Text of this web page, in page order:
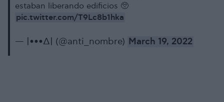
estaban liberando edificios 🥺
pic.twitter.com/T9Lc8b1hka
— |•••∆| (@anti_nombre) March 19, 2022